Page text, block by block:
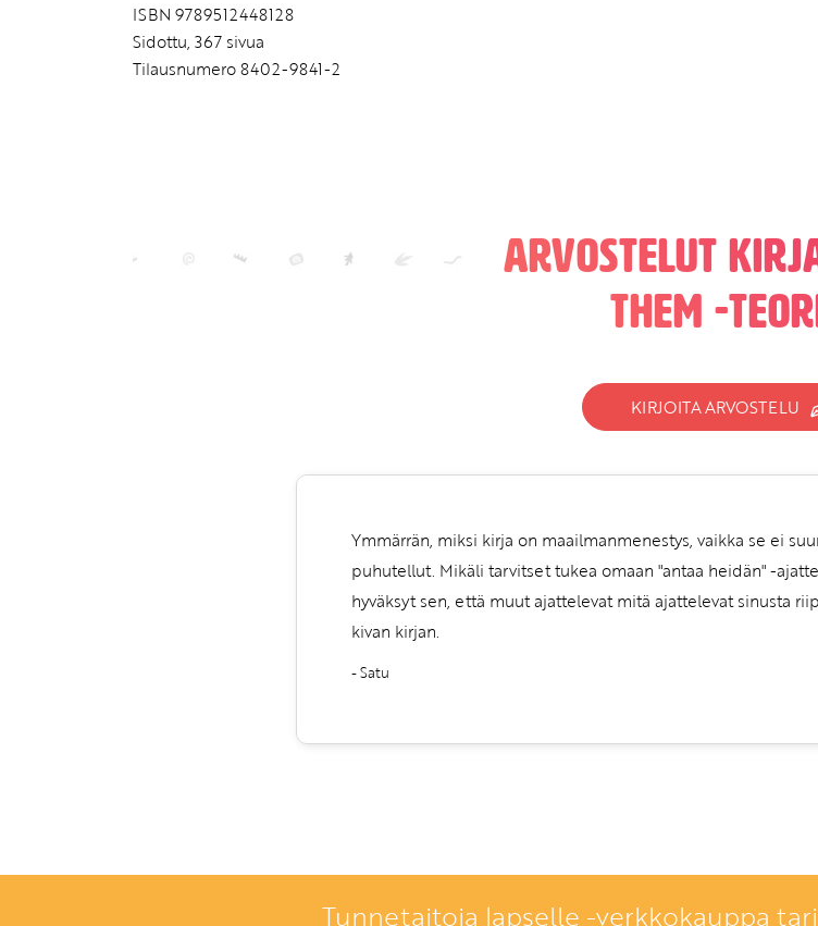
ISBN 9789512448128
Sidottu, 367 sivua
Tilausnumero 8402-9841-2
Arvostelut
them -
KIRJOITA ARVOSTELU
Ymmärrän, miksi kirja on maailmanmenestys, vaikka se ei
puhutellut. Mikäli tarvitset tukea omaan "antaa heidän" -
hyväksyt sen, että muut ajattelevat mitä ajattelevat sinusta
kivan kirjan.
- Satu
Tunnetaitoja lapselle -verkkokauppa